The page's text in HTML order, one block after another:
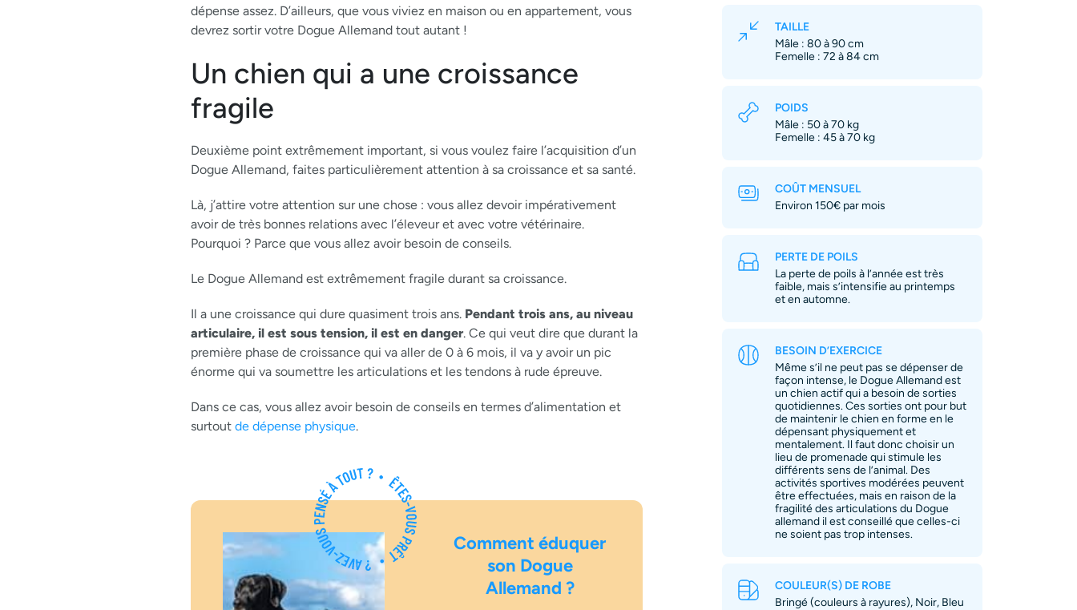
dépense assez. D’ailleurs, que vous viviez en maison ou en appartement, vous
devrez sortir votre Dogue Allemand tout autant !
Un chien qui a une croissance
fragile
Deuxième point extrêmement important, si vous voulez faire l’acquisition d’un
Dogue Allemand, faites particulièrement attention à sa croissance et sa santé.
Là, j’attire votre attention sur une chose : vous allez devoir impérativement
avoir de très bonnes relations avec l’éleveur et avec votre vétérinaire.
Pourquoi ? Parce que vous allez avoir besoin de conseils.
Le Dogue Allemand est extrêmement fragile durant sa croissance.
Il a une croissance qui dure quasiment trois ans. Pendant trois ans, au niveau
articulaire, il est sous tension, il est en danger. Ce qui veut dire que durant la
première phase de croissance qui va aller de 0 à 6 mois, il va y avoir un pic
énorme qui va soumettre les articulations et les tendons à rude épreuve.
Dans ce cas, vous allez avoir besoin de conseils en termes d’alimentation et
surtout de dépense physique.
Comment éduquer
son Dogue
Allemand ?
TAILLE
Mâle : 80 à 90 cm
Femelle : 72 à 84 cm
POIDS
Mâle : 50 à 70 kg
Femelle : 45 à 70 kg
COÛT MENSUEL
Environ 150€ par mois
PERTE DE POILS
La perte de poils à l’année est très
faible, mais s’intensifie au printemps
et en automne.
BESOIN D’EXERCICE
Même s’il ne peut pas se dépenser de
façon intense, le Dogue Allemand est
un chien actif qui a besoin de sorties
quotidiennes. Ces sorties ont pour but
de maintenir le chien en forme en le
dépensant physiquement et
mentalement. Il faut donc choisir un
lieu de promenade qui stimule les
différents sens de l’animal. Des
activités sportives modérées peuvent
être effectuées, mais en raison de la
fragilité des articulations du Dogue
allemand il est conseillé que celles-ci
ne soient pas trop intenses.
COULEUR(S) DE ROBE
Bringé (couleurs à rayures), Noir, Bleu